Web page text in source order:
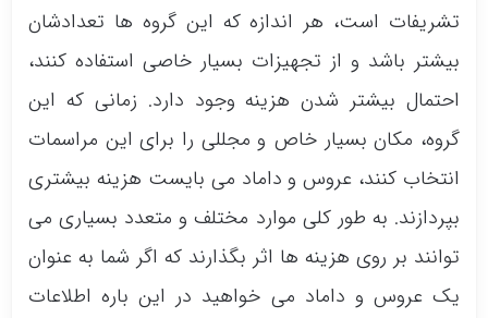
تشریفات است، هر اندازه که این گروه ها تعدادشان
بیشتر باشد و از تجهیزات بسیار خاصی استفاده کنند،
احتمال بیشتر شدن هزینه وجود دارد. زمانی که این
گروه، مکان بسیار خاص و مجللی را برای این مراسمات
انتخاب کنند، عروس و داماد می بایست هزینه بیشتری
بپردازند. به طور کلی موارد مختلف و متعدد بسیاری می
توانند بر روی هزینه ها اثر بگذارند که اگر شما به عنوان
یک عروس و داماد می خواهید در این باره اطلاعات